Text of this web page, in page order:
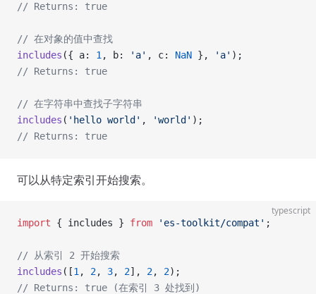
// Returns: true
// 在对象的值中查找
includes ({ a: 1 , b: 'a' , c: NaN }, 'a' );
// Returns: true
// 在字符串中查找子字符串
includes ( 'hello world' , 'world' );
// Returns: true
可以从特定索引开始搜索。
typescript
import { includes } from 'es-toolkit/compat' ;
// 从索引 2 开始搜索
includes ([1 , 2, 3, 2], 2, 2);
// Returns: true (在索引 3 处找到)